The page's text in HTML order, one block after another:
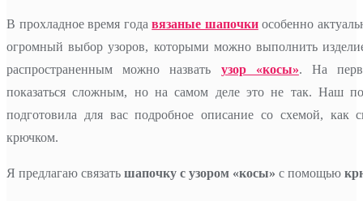
В прохладное время годавязаные шапочкиособенно
огромный выбор узоров, которыми можно выполнить
распространенным можно назвать узор «косы». На
показаться сложным, но на самом деле это не так. Наш
подготовила для вас подробное описание со схемой, как
крючком.
Я предлагаю связать шапочку с узором «косы» с помощью